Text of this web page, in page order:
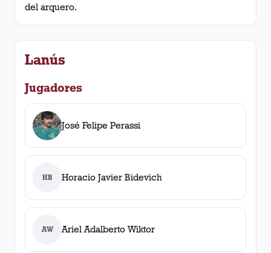
del arquero.
Lanús
Jugadores
José Felipe Perassi
HB Horacio Javier Bidevich
AW Ariel Adalberto Wiktor